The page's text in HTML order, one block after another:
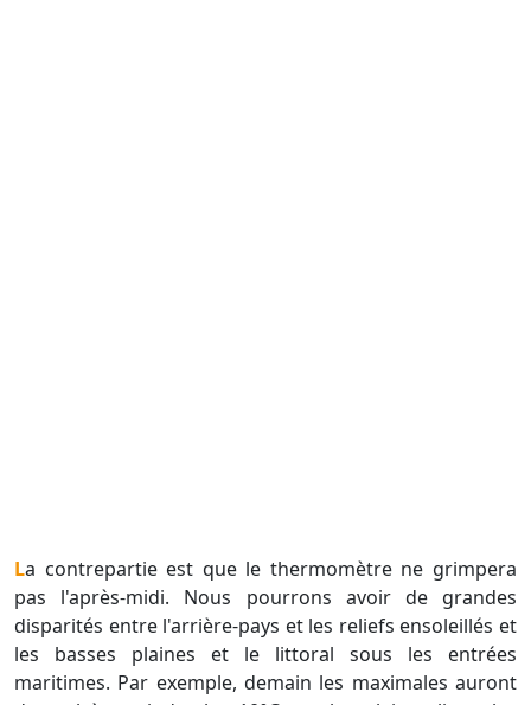
La contrepartie est que le thermomètre ne grimpera
pas l'après-midi. Nous pourrons avoir de grandes
disparités entre l'arrière-pays et les reliefs ensoleillés et
les basses plaines et le littoral sous les entrées
maritimes. Par exemple, demain les maximales auront